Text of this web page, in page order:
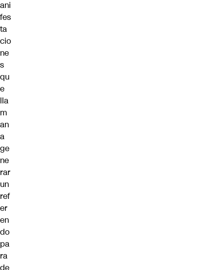
ani
fes
ta
cio
ne
s
qu
e
lla
m
an
a
ge
ne
rar
un
ref
er
en
do
pa
ra
de